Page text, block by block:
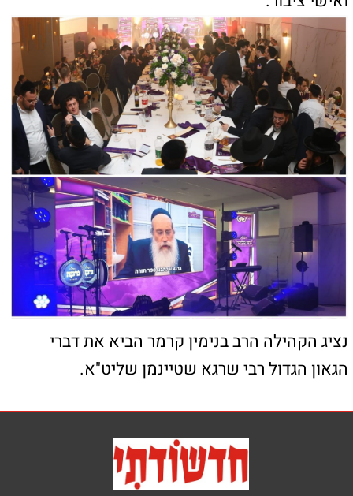
נציג הקהילה הרב בנימין קרמר הביא את דברי
הגאון הגדול רבי שרגא שטיינמן שליט"א.
מפת האתר
ראשי
טירת הכרמל
חיפה
רכסים
קרית אתא
קרית שמואל
קרית מוצקין
קרית ביאליק
עכו
כאן יכולים להופיע כל מיני קישורים
כאן יכולים להופיע כל מיני קישורים
קישורים חשובים
טלפון: 04-8626336
פקס: 1534-6323582
מייל: ladaat@013net.net